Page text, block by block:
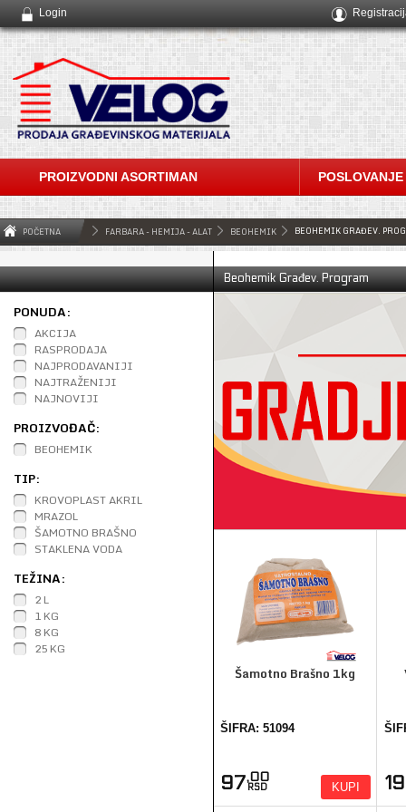
Login
PROIZVODNI ASORTIMAN POSLOVANJE
POČETNA FARBARA - HEMIJA - ALAT BEOHEMIK BEOHEMIK GRAĐEV.
PONUDA:
AKCIJA
RASPRODAJA
NAJPRODAVANIJI
NAJTRAŽENIJI
NAJNOVIJI
PROIZVOĐAČ:
BEOHEMIK
TIP:
KROVOPLAST AKRIL
MRAZOL
ŠAMOTNO BRAŠNO
STAKLENA VODA
TEŽINA:
2 L
1 KG
8 KG
25 KG
Beohemik Građev. Program
Šamotno Brašno 1kg
ŠIFRA: 51094
97,00
RSD KUPI